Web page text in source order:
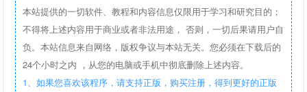
本站提供的一切软件、教程和内容信息仅限用于学习和研究目的；
不得将上述内容用于商业或者非法用途， 否则，一切后果请用户自
负。本站信息来自网络，版权争议与本站无关。您必须在下载后的
24个小时之内 ，从您的电脑或手机中彻底删除上述内容。
1、如果您喜欢该程序，请支持正版，购买注册，得到更好的正版